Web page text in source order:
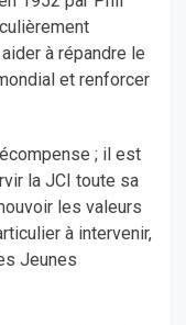
à répandre le
et renforcer
; il est
la JCI toute sa
les valeurs
à intervenir,
Jeunes